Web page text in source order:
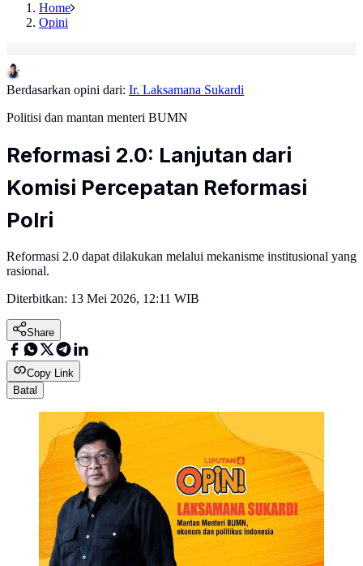
Home
Opini
Berdasarkan opini dari: Ir. Laksamana Sukardi
Politisi dan mantan menteri BUMN
Reformasi 2.0: Lanjutan dari
Komisi Percepatan Reformasi
Polri
Reformasi 2.0 dapat dilakukan melalui mekanisme institusional yang
rasional.
Diterbitkan: 13 Mei 2026, 12:11 WIB
Share
Copy Link
Batal